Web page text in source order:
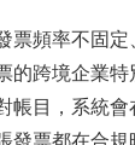
票頻率不固
的跨境企業特
帳目，系統會
發票都在合